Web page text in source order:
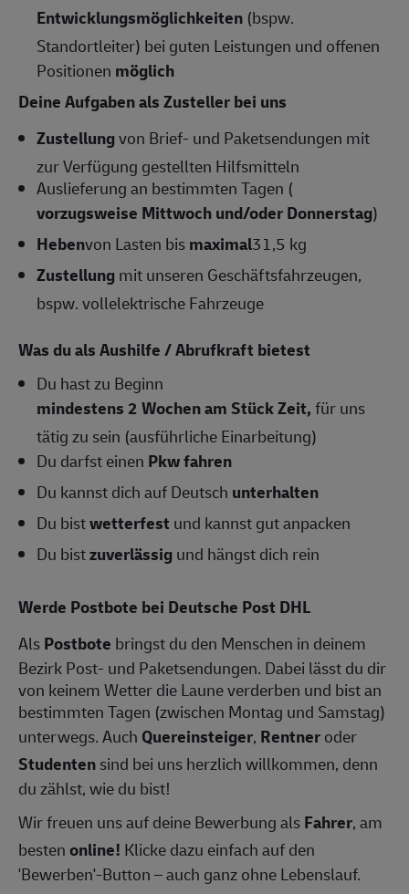
Entwicklungsmöglichkeiten (bspw.
Standortleiter) bei guten Leistungen und offenen
Positionen möglich
Deine Aufgaben als Zusteller bei uns
Zustellungvon Brief- und Paketsendungen mit
zur Verfügung gestellten Hilfsmitteln
Auslieferung an bestimmten Tagen (
vorzugsweise Mittwoch und/oder Donnerstag)
Hebenvon Lasten bismaximal31,5 kg
Zustellungmit unseren Geschäftsfahrzeugen,
bspw. vollelektrische Fahrzeuge
Was du als Aushilfe / Abrufkraft bietest
Du hast zu Beginn
mindestens 2 Wochen am Stück Zeit,für uns
tätig zu sein (ausführliche Einarbeitung)
Du darfst einen Pkw fahren
Du kannst dich auf Deutsch unterhalten
Du bistwetterfest und kannst gut anpacken
Du bistzuverlässigund hängst dich rein
Werde Postbote bei Deutsche Post DHL
AlsPostbote bringst du den Menschen in deinem
Bezirk Post- und Paketsendungen. Dabei lässt du dir
von keinem Wetter die Laune verderben und bist an
bestimmten Tagen (zwischen Montag und Samstag)
unterwegs. Auch Quereinsteiger, Rentneroder
Studentensind bei uns herzlich willkommen, denn
du zählst, wie du bist!
Wir freuen uns auf deine Bewerbung alsFahrer, am
bestenonline! Klicke dazu einfach auf den
'Bewerben'-Button – auch ganz ohne Lebenslauf.